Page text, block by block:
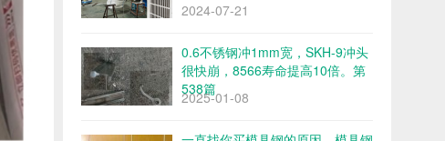
2024-07-21
0.6不锈钢冲1mm宽，SKH-9冲头
很快崩，8566寿命提高10倍。第
538篇
2025-01-08